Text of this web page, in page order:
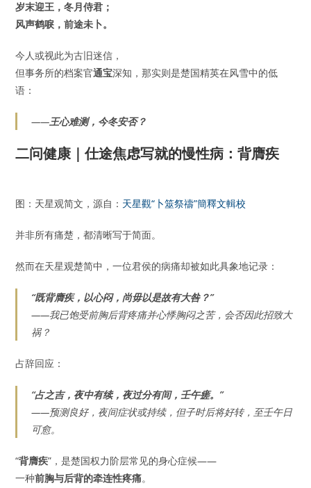
岁末迎王，冬月侍君；
风声鹤唳，前途未卜。
今人或视此为古旧迷信，
但事务所的档案官通宝深知，那实则是楚国精英在风雪中的低
语：
——王心难测，今冬安否？
二问健康｜仕途焦虑写就的慢性病：背膺疾
图：天星观简文，源自： 天星觀“卜筮祭禱”簡釋文輯校
并非所有痛楚，都清晰写于简面。
然而在天星观楚简中，一位君侯的病痛却被如此具象地记录：
“既背膺疾，以心闷，尚毋以是故有大咎？”
——我已饱受前胸后背疼痛并心悸胸闷之苦，会否因此招致大
祸？
占辞回应：
“占之吉，夜中有续，夜过分有间，壬午瘥。”
——预测良好，夜间症状或持续，但子时后将好转，至壬午日
可愈。
“背膺疾”，是楚国权力阶层常见的身心症候——
一种前胸与后背的牵连性疼痛。